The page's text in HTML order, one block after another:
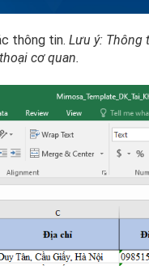
thông tin. Lưu ý: Thông
cơ quan.